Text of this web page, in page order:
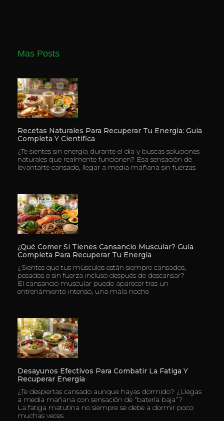
Mas Posts
Recetas Naturales Para Recuperar Tu Energía: Guía
Completa Y Científica
¿Te sientes sin energía durante el día y buscas soluciones
naturales que realmente funcionen? Esa sensación de
levantarte cansado, llegar a media mañana sin fuerzas
¿Qué Comer Si Tienes Cansancio Muscular? Guía
Completa Para Recuperar Tu Energía
¿Sientes que tus músculos están siempre cansados,
pesados o sin fuerza incluso después de descansar?
El cansancio muscular puede aparecer tras un
entrenamiento intenso, una mala noche
Desayunos Efectivos Para Combatir La Fatiga Y
Recuperar Energía
¿Te despiertas cansado aunque hayas dormido? ¿Llegas
a media mañana con sensación de “batería baja”?
La fatiga matutina no siempre se debe a dormir poco:
muchas veces